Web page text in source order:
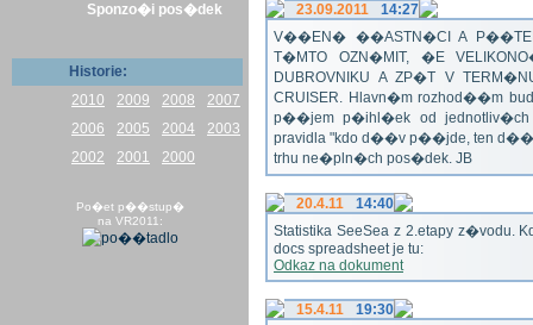
Sponzo�i pos�dek
Historie:
2010
2009 2008
2007
2006
2005 2004
2003
2002
2001 2000
Po�et p��stup�
na VR2011:
23.09.2011
14:27
V��EN� ��ASTN�CI A
T�MTO OZN�MIT, �E
DUBROVNIKU A ZP�T V
CRUISER. Hlavn�m rozhod��m
p��jem p�ihl�ek od
pravidla "kdo d��v p��jde, ten
trhu ne�pln�ch pos�dek. JB
20.4.11
14:40
Statistika SeeSea z 2.etapy z�vodu.
docs spreadsheet je tu:
Odkaz na dokument
15.4.11
19:30